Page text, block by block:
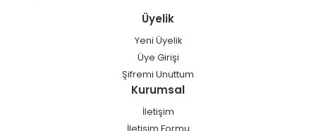
Üyelik
Yeni Üyelik
Üye Girişi
Şifremi Unuttum
Kurumsal
İletişim
İletişim Formu